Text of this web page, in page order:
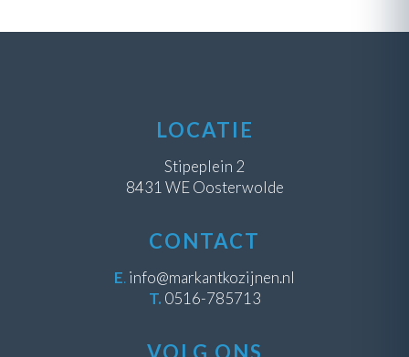
LOCATIE
Stipeplein 2
8431 WE Oosterwolde
CONTACT
E.info@markantkozijnen.nl
T. 0516-785713